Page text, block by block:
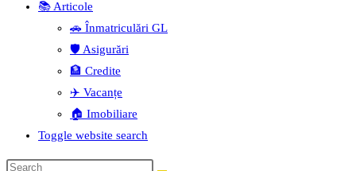
📚 Articole
🚗 Înmatriculări GL
🛡️ Asigurări
🏦 Credite
✈️ Vacanțe
🏠 Imobiliare
Toggle website search